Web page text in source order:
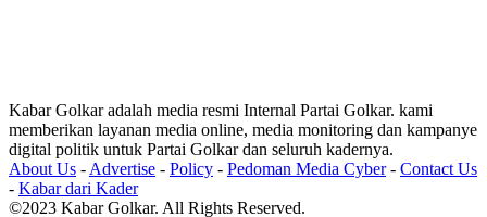
Kabar Golkar adalah media resmi Internal Partai Golkar. kami
memberikan layanan media online, media monitoring dan kampanye
digital politik untuk Partai Golkar dan seluruh kadernya.
About Us - Advertise - Policy - Pedoman Media Cyber- Contact Us
- Kabar dari Kader
©2023 Kabar Golkar. All Rights Reserved.